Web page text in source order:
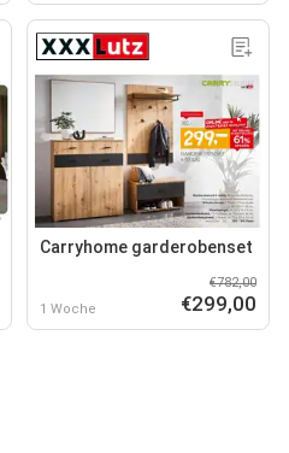
Carryhome garderobenset
1 Woche
€782,00
€299,00